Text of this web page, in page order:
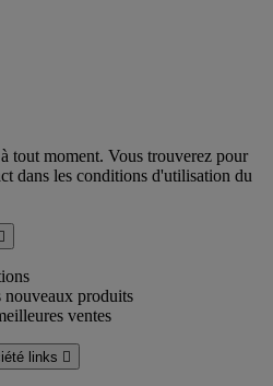
tout moment. Vous trouverez pour
dans les conditions d'utilisation du

nouveaux produits
ventes
links 